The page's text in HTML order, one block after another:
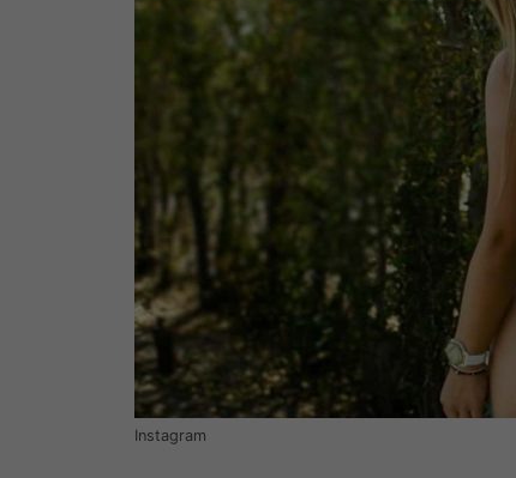
Instagram